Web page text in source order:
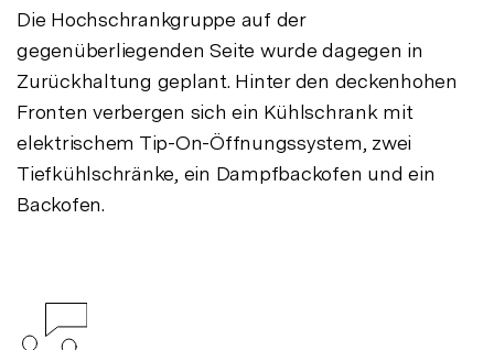
Die Hochschrankgruppe auf der
gegenüberliegenden Seite wurde dagegen in
Zurückhaltung geplant. Hinter den deckenhohen
Fronten verbergen sich ein Kühlschrank mit
elektrischem Tip-On-Öffnungssystem, zwei
Tiefkühlschränke, ein Dampfbackofen und ein
Backofen.